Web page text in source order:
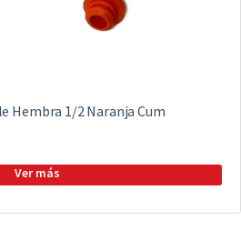
Hembra 1/2 Naranja Cum